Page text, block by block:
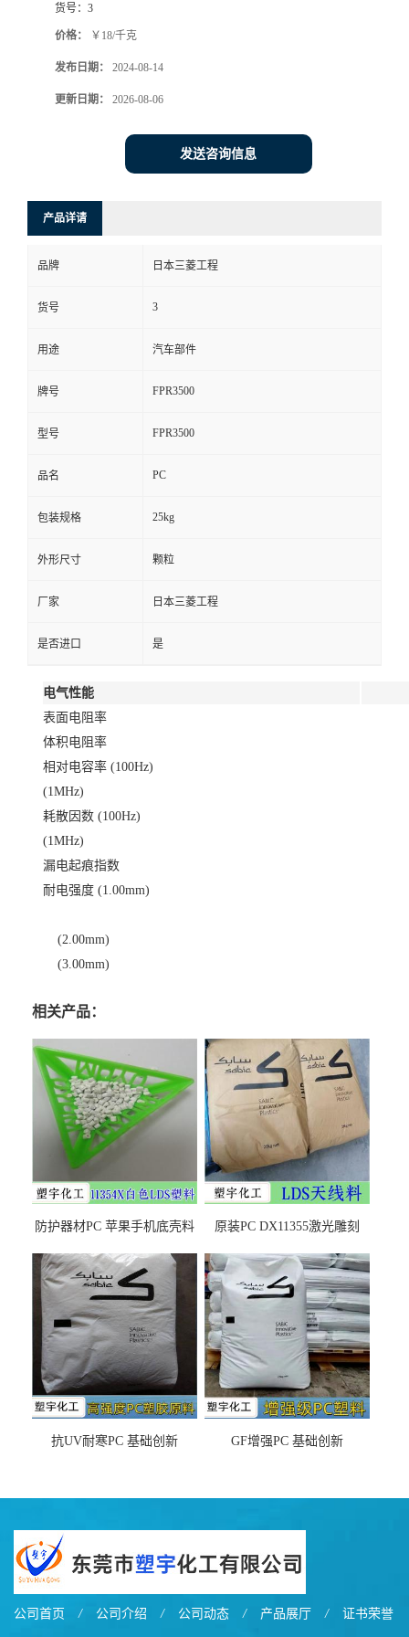
货号： 3
价格： ￥18/千克
发布日期： 2024-08-14
更新日期： 2026-08-06
发送咨询信息
产品详请
品牌 日本三菱工程
货号 3
用途 汽车部件
牌号 FPR3500
型号 FPR3500
品名 PC
包装规格 25kg
外形尺寸 颗粒
厂家 日本三菱工程
是否进口 是
电气性能
表面电阻率
体积电阻率
相对电容率 (100Hz)
(1MHz)
耗散因数 (100Hz)
(1MHz)
漏电起痕指数
耐电强度 (1.00mm)
(2.00mm)
(3.00mm)
相关产品：
防护器材PC 苹果手机底壳料
之忧
原装PC DX11355激光雕刻
抗UV耐寒PC 基础创新
GF增强PC 基础创新
公司首页 / 公司介绍 / 公司动态 / 产品展厅 / 证书荣誉